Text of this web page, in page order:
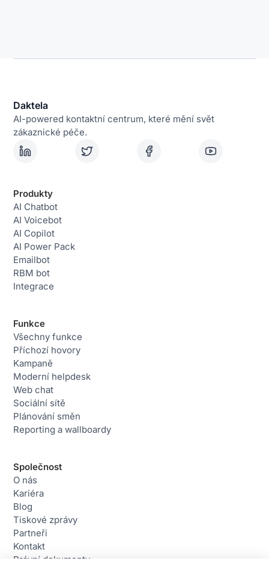
Daktela
AI-powered kontaktní centrum, které mění svět
zákaznické péče.
Produkty
AI Chatbot
AI Voicebot
AI Copilot
AI Power Pack
Emailbot
RBM bot
Integrace
Funkce
Všechny funkce
Příchozí hovory
Kampaně
Moderní helpdesk
Web chat
Sociální sítě
Plánování směn
Reporting a wallboardy
Společnost
O nás
Kariéra
Blog
Tiskové zprávy
Partneři
Kontakt
Právní dokumenty